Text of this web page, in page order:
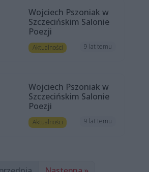
Wojciech Pszoniak w
Szczecińskim Salonie
Poezji
Aktualności 9 lat temu
Wojciech Pszoniak w
Szczecińskim Salonie
Poezji
Aktualności 9 lat temu